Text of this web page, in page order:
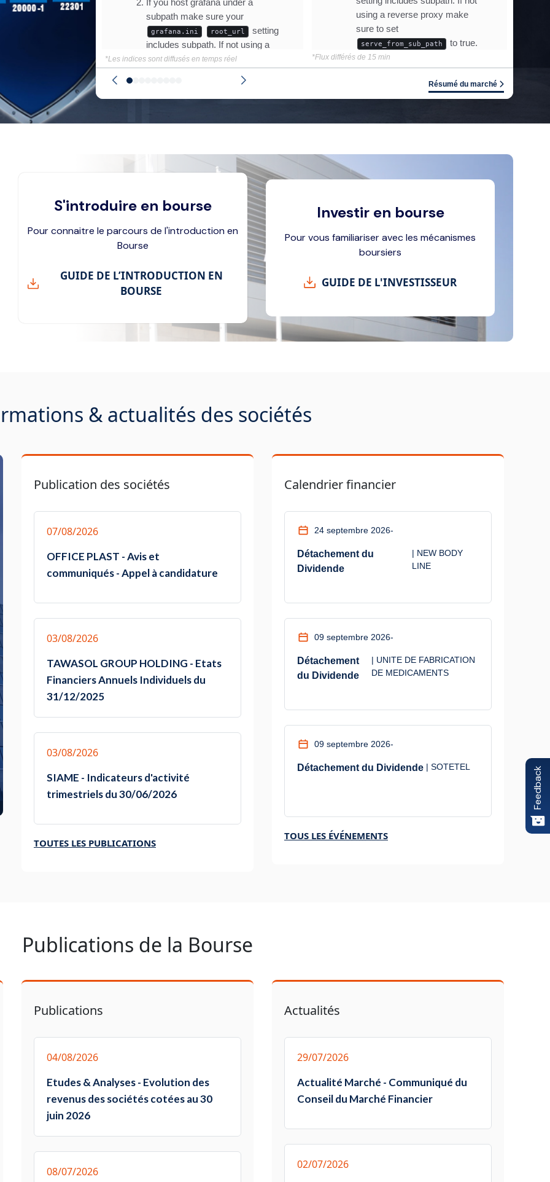
*Les indices sont diffusés en temps réel *Flux différés de 15 min
Résumé du marché
S'introduire en bourse
Pour connaitre le parcours de l'introduction en
Bourse
GUIDE DE L’INTRODUCTION EN
BOURSE
Investir en bourse
Pour vous familiariser avec les mécanismes
boursiers
GUIDE DE L'INVESTISSEUR
& actualités des sociétés
Publication des sociétés
07/08/2026
OFFICE PLAST - Avis et
communiqués - Appel à candidature
03/08/2026
TAWASOL GROUP HOLDING - Etats
Financiers Annuels Individuels du
31/12/2025
03/08/2026
SIAME - Indicateurs d'activité
trimestriels du 30/06/2026
TOUTES LES PUBLICATIONS
Calendrier financier
24 septembre 2026-
Détachement du
Dividende
| NEW BODY
LINE
09 septembre 2026-
Détachement
du Dividende
| UNITE DE FABRICATION
DE MEDICAMENTS
09 septembre 2026-
Détachement du Dividende | SOTETEL
TOUS LES ÉVÉNEMENTS
Publications de la Bourse
Publications
04/08/2026
Etudes & Analyses - Evolution des
revenus des sociétés cotées au 30
juin 2026
08/07/2026
Actualités
29/07/2026
Actualité Marché - Communiqué du
Conseil du Marché Financier
02/07/2026
Feedback